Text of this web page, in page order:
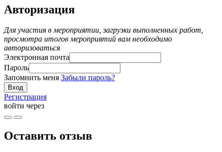
Авторизация
Для участия в мероприятии, загрузки выполненных работ,
просмотра итогов мероприятий вам необходимо
авторизоваться
Электронная почта
Пароль
Запомнить меня Забыли пароль?
Регистрация
войти через
Оставить отзыв